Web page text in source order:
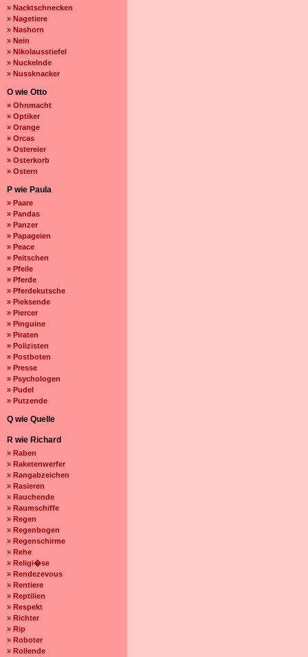
» Nacktschnecken
» Nagetiere
» Nashorn
» Nein
» Nikolausstiefel
» Nuckelnde
» Nussknacker
O wie Otto
» Ohnmacht
» Optiker
» Orange
» Orcas
» Ostereier
» Osterkorb
» Ostern
P wie Paula
» Paare
» Pandas
» Panzer
» Papageien
» Peace
» Peitschen
» Pfeile
» Pferde
» Pferdekutsche
» Pieksende
» Piercer
» Pinguine
» Piraten
» Polizisten
» Postboten
» Presse
» Psychologen
» Pudel
» Putzende
Q wie Quelle
R wie Richard
» Raben
» Raketenwerfer
» Rangabzeichen
» Rasieren
» Rauchende
» Raumschiffe
» Regen
» Regenbogen
» Regenschirme
» Rehe
» Religi�se
» Rendezevous
» Rentiere
» Reptilien
» Respekt
» Richter
» Rip
» Roboter
» Rollende